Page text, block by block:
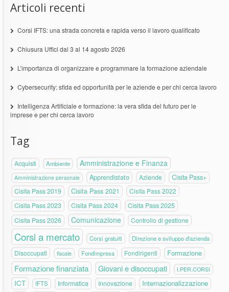
Articoli recenti
Corsi IFTS: una strada concreta e rapida verso il lavoro qualificato
Chiusura Uffici dal 3 al 14 agosto 2026
L’importanza di organizzare e programmare la formazione aziendale
Cybersecurity: sfida ed opportunità per le aziende e per chi cerca lavoro
Intelligenza Artificiale e formazione: la vera sfida del futuro per le
imprese e per chi cerca lavoro
Tag
Acquisti Ambiente Amministrazione e Finanza
Amministrazione personale Apprendistato Aziende
Cisita Pass+
Cisita Pass 2019
Cisita Pass 2021 Cisita Pass 2022
Cisita Pass 2023 Cisita Pass 2024
Cisita Pass 2025
Cisita Pass 2026
Comunicazione Controllo di gestione
Corsi a mercato Corsi gratuiti Direzione e sviluppo d'azienda
Disoccupati fiscale Fondimpresa Fondirigenti Formazione
Formazione finanziata Giovani e disoccupati I.PER.CORSI
ICT IFTS Informatica Innovazione
Internazionalizzazione